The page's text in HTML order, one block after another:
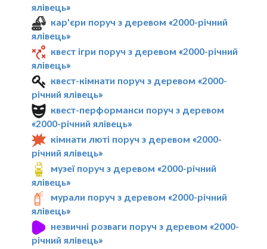
ялівець»
кар'єри поруч з деревом «2000-річний
ялівець»
квест ігри поруч з деревом «2000-річний
ялівець»
квест-кімнати поруч з деревом «2000-
річний ялівець»
квест-перформанси поруч з деревом
«2000-річний ялівець»
кімнати люті поруч з деревом «2000-
річний ялівець»
музеї поруч з деревом «2000-річний
ялівець»
мурали поруч з деревом «2000-річний
ялівець»
незвичні розваги поруч з деревом «2000-
річний ялівець»